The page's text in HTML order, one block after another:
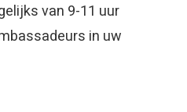
van 9-11 uur
in uw